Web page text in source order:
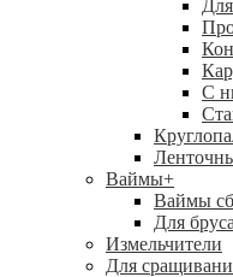
С
Ваймы+
Ваймы
Для
Измельчители
Для